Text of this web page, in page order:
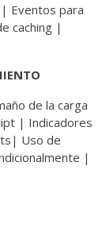
| Eventos para
caching |
de la carga
| Indicadores
Uso de
|